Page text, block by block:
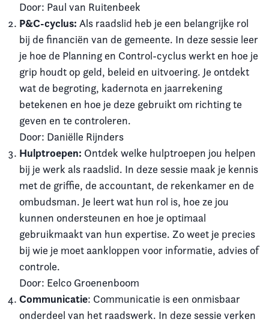
Door: Paul van Ruitenbeek
P&C-cyclus: Als raadslid heb je een belangrijke rol
bij de financiën van de gemeente. In deze sessie leer
je hoe de Planning en Control-cyclus werkt en hoe je
grip houdt op geld, beleid en uitvoering. Je ontdekt
wat de begroting, kadernota en jaarrekening
betekenen en hoe je deze gebruikt om richting te
geven en te controleren.
Door: Daniëlle Rijnders
Hulptroepen: Ontdek welke hulptroepen jou helpen
bij je werk als raadslid. In deze sessie maak je kennis
met de griffie, de accountant, de rekenkamer en de
ombudsman. Je leert wat hun rol is, hoe ze jou
kunnen ondersteunen en hoe je optimaal
gebruikmaakt van hun expertise. Zo weet je precies
bij wie je moet aankloppen voor informatie, advies of
controle.
Door: Eelco Groenenboom
Communicatie: Communicatie is een onmisbaar
onderdeel van het raadswerk. In deze sessie verken